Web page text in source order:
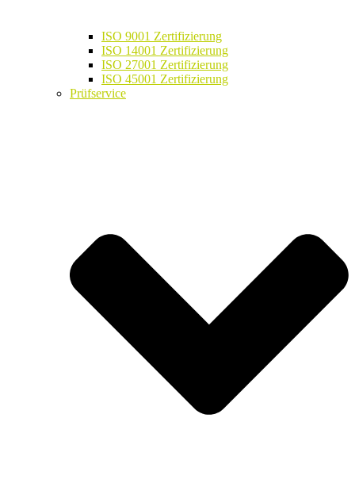
ISO 9001 Zertifizierung
ISO 14001 Zertifizierung
ISO 27001 Zertifizierung
ISO 45001 Zertifizierung
Prüfservice